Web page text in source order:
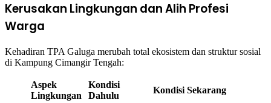
Kerusakan Lingkungan dan Alih Profesi
Warga
Kehadiran TPA Galuga merubah total ekosistem dan struktur sosial
di Kampung Cimangir Tengah:
Aspek
Lingkungan
Kondisi
Dahulu
Kondisi Sekarang